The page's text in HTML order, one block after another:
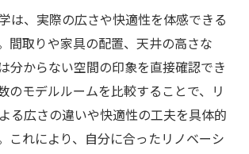
は、実際の広さや快適性を体感できる
間取りや家具の配置、天井の高さな
分からない空間の印象を直接確認でき
のモデルルームを比較することで、リ
る広さの違いや快適性の工夫を具体的
これにより、自分に合ったリノベーシ